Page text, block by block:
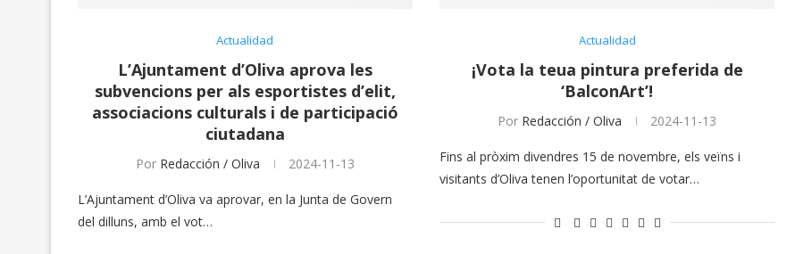
Actualidad
L’Ajuntament d’Oliva aprova les
subvencions per als esportistes d’elit,
associacions culturals i de participació
ciutadana
Por Redacción / Oliva 2024-11-13
L’Ajuntament d’Oliva va aprovar, en la Junta de Govern
del dilluns, amb el vot…
Actualidad
¡Vota la teua pintura preferida de
‘BalconArt’!
Por Redacción / Oliva 2024-11-13
Fins al pròxim divendres 15 de novembre, els veïns i
visitants d’Oliva tenen l’oportunitat de votar…